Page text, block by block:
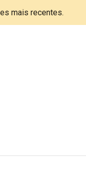
mais recentes.